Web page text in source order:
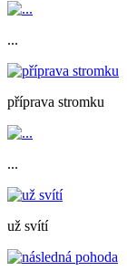
...
příprava stromku
...
už svítí